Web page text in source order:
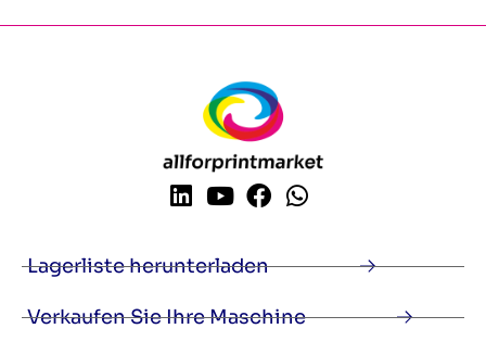
Lagerliste herunterladen
Verkaufen Sie Ihre Maschine